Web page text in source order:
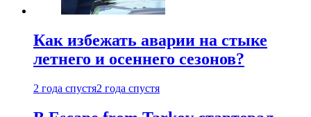
Как избежать аварии на стыке
летнего и осеннего сезонов?
2 года спустя2 года спустя